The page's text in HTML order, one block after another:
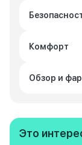
Комфорт
Обзор и
Это